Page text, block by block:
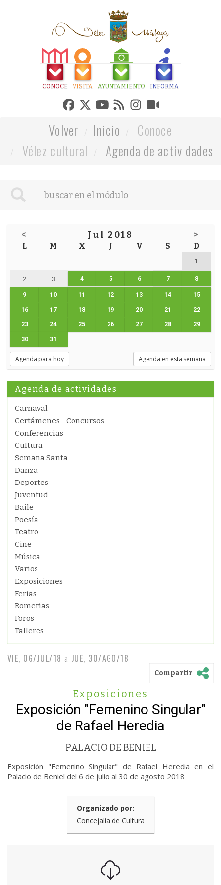
CONOCE VISITA AYUNTAMIENTO INFORMA
Volver Inicio
Conoce
Vélez cultural
Agenda de actividades
< Jul 2018 >
L M X J V S D
1
2 3 4 5 6 7 8
9 10 11 12 13 14 15
16 17 18 19 20 21 22
23 24 25 26 27 28 29
30 31
Agenda para hoy Agenda en esta semana
Agenda de actividades
Carnaval
Certámenes - Concursos
Conferencias
Cultura
Semana Santa
Danza
Deportes
Juventud
Baile
Poesía
Teatro
Cine
Música
Varios
Exposiciones
Ferias
Romerías
Foros
Talleres
VIE, 06/JUL/18 a JUE, 30/AGO/18
Compartir
Exposiciones
Exposición "Femenino Singular"
de Rafael Heredia
PALACIO DE BENIEL
Exposición "Femenino Singular" de Rafael Heredia en el
Palacio de Beniel del 6 de julio al 30 de agosto 2018
Organizado por:
Concejalía de Cultura